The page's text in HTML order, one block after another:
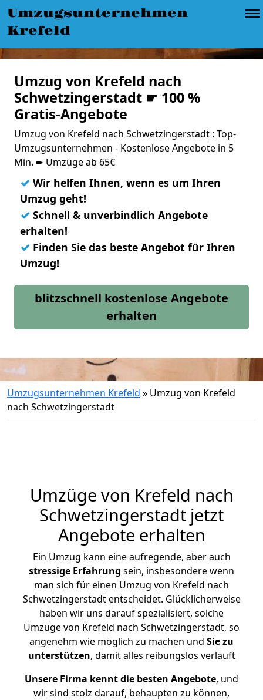
Umzugsunternehmen
Krefeld
Umzug von Krefeld nach
Schwetzingerstadt ☛ 100 %
Gratis-Angebote
Umzug von Krefeld nach Schwetzingerstadt : Top-
Umzugsunternehmen - Kostenlose Angebote in 5
Min. ➨ Umzüge ab 65€
✓ Wir helfen Ihnen, wenn es um Ihren
Umzug geht!
✓ Schnell & unverbindlich Angebote
erhalten!
✓ Finden Sie das beste Angebot für Ihren
Umzug!
blitzschnell kostenlose Angebote
erhalten
Umzugsunternehmen Krefeld » Umzug von Krefeld
nach Schwetzingerstadt
Umzüge von Krefeld nach
Schwetzingerstadt jetzt
Angebote erhalten
Ein Umzug kann eine aufregende, aber auch
stressige Erfahrung sein, insbesondere wenn
man sich für einen Umzug von Krefeld nach
Schwetzingerstadt entscheidet. Glücklicherweise
haben wir uns darauf spezialisiert, solche
Umzüge von Krefeld nach Schwetzingerstadt, so
angenehm wie möglich zu machen und Sie zu
unterstützen, damit alles reibungslos verläuft
Unsere Firma kennt die besten Angebote, und
wir sind stolz darauf, behaupten zu können,